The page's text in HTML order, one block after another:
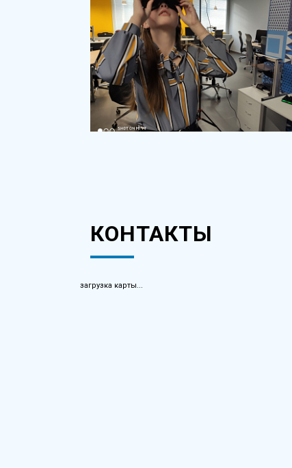
КОНТАКТЫ
загрузка карты...